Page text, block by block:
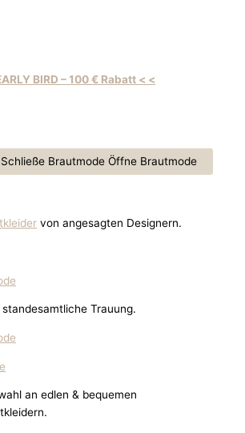
BIRD – 100 € Rabatt < <
Schließe Brautmode Öffne Brautmode
von angesagten Designern.
Trauung.
an edlen & bequemen